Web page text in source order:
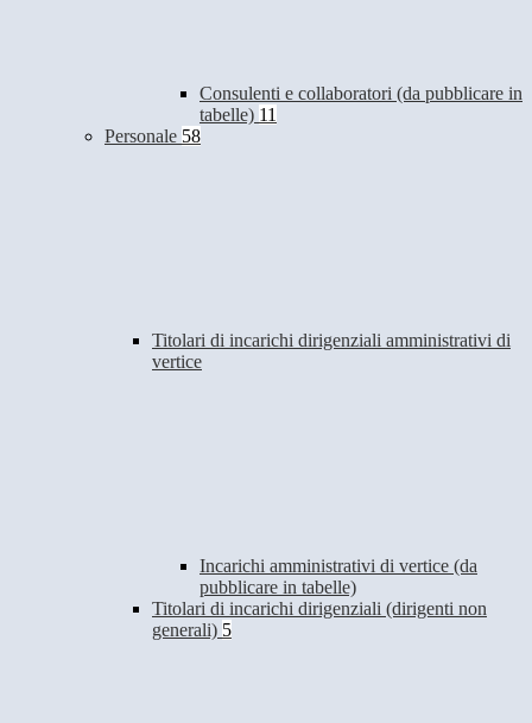
Consulenti e collaboratori (da pubblicare in
tabelle) 11
Personale 58
Titolari di incarichi dirigenziali amministrativi di
vertice
Incarichi amministrativi di vertice (da
pubblicare in tabelle)
Titolari di incarichi dirigenziali (dirigenti non
generali) 5